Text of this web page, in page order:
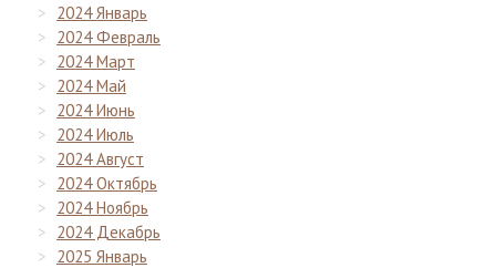
2024 Январь
2024 Февраль
2024 Март
2024 Май
2024 Июнь
2024 Июль
2024 Август
2024 Октябрь
2024 Ноябрь
2024 Декабрь
2025 Январь